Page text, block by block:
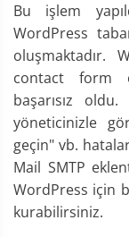
Bu işlem
WordPress
oluşmaktadır.
contact form
başarısız
yöneticinizle
geçin" vb.
Mail SMTP
WordPress için
kurabilirsiniz.